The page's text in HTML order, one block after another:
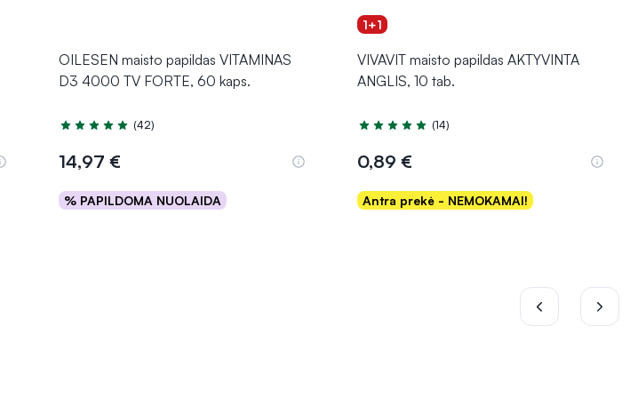
OILESEN maisto papildas VITAMINAS
D3 4000 TV FORTE, 60 kaps.
Įvertinimas 5.0 iš 5
(42)
14,97 €
% PAPILDOMA NUOLAIDA
Į krepšelį
1+1
VIVAVIT maisto papildas AKTYVINTA
ANGLIS, 10 tab.
Įvertinimas 5.0 iš 5
(14)
0,89 €
Antra prekė - NEMOKAMAI!
Į krepšelį